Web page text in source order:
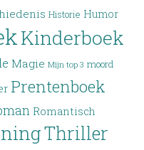
Historie Humor
Kinderboek
Magie Mijn top 3 moord
Prentenboek
Romantisch
Thriller